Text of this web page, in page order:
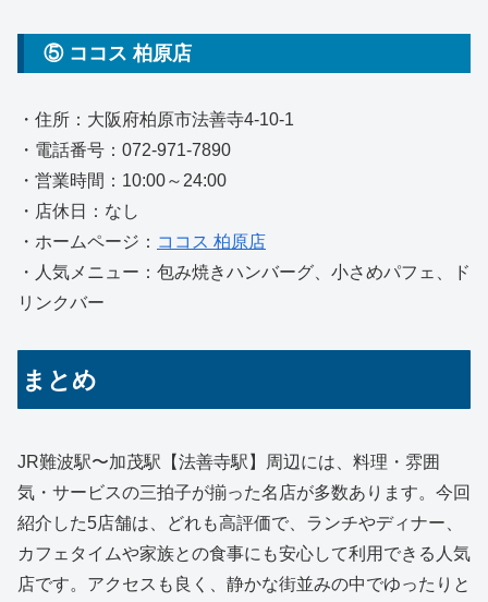
⑤ ココス 柏原店
・住所：大阪府柏原市法善寺4-10-1
・電話番号：072-971-7890
・営業時間：10:00～24:00
・店休日：なし
・ホームページ： ココス 柏原店
・人気メニュー：包み焼きハンバーグ、小さめパフェ、ド
リンクバー
まとめ
JR難波駅〜加茂駅【法善寺駅】周辺には、料理・雰囲
気・サービスの三拍子が揃った名店が多数あります。今回
紹介した5店舗は、どれも高評価で、ランチやディナー、
カフェタイムや家族との食事にも安心して利用できる人気
店です。アクセスも良く、静かな街並みの中でゆったりと